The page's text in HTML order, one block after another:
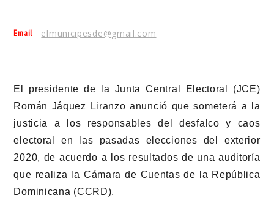
Email elmunicipesde@gmail.com
El presidente de la Junta Central Electoral (JCE)
Román Jáquez Liranzo anunció que someterá a la
justicia a los responsables del desfalco y caos
electoral en las pasadas elecciones del exterior
2020, de acuerdo a los resultados de una auditoría
que realiza la Cámara de Cuentas de la República
Dominicana (CCRD).